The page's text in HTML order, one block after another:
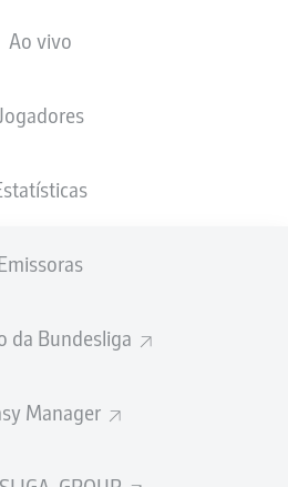
Ao vivo
da Bundesliga
Manager